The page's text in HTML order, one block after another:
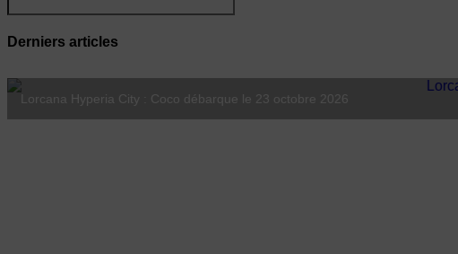
Derniers articles
Magic Le Hobbit : les Avant-Premières chez MajestiK Games dès le 7 août